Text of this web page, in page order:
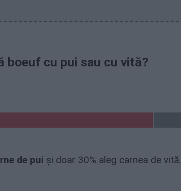
boeuf cu pui sau cu vită?
de pui și doar 30% aleg carnea de vită.